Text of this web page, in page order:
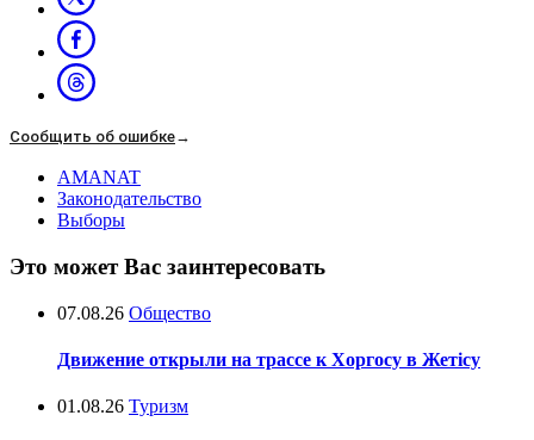
Сообщить об ошибке→
AMANAT
Законодательство
Выборы
Это может Вас заинтересовать
07.08.26 Общество
Движение открыли на трассе к Хоргосу в Жетісу
01.08.26 Туризм